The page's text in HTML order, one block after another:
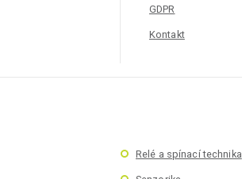
GDPR
Kontakt
Relé a spínací technika